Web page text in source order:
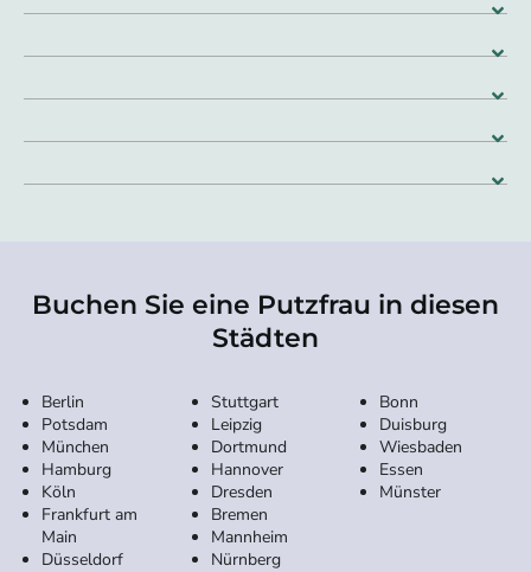
Buchen Sie eine Putzfrau in diesen
Städten
Berlin
Potsdam
München
Hamburg
Köln
Frankfurt am
Main
Düsseldorf
Stuttgart
Leipzig
Dortmund
Hannover
Dresden
Bremen
Mannheim
Nürnberg
Bonn
Duisburg
Wiesbaden
Essen
Münster